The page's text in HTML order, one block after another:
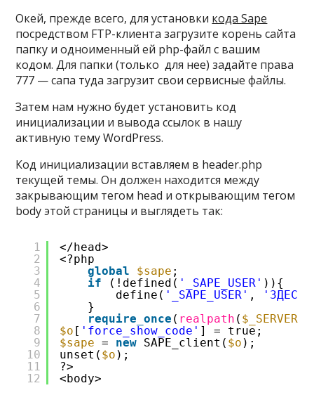
Окей, прежде всего, для установки кода Sape
посредством FTP-клиента загрузите корень сайта
папку и одноименный ей php-файл с вашим
кодом. Для папки (только для нее) задайте права
777 — сапа туда загрузит свои сервисные файлы.
Затем нам нужно будет установить код
инициализации и вывода ссылок в нашу
активную тему WordPress.
Код инициализации вставляем в header.php
текущей темы. Он должен находится между
закрывающим тегом head и открывающим тегом
body этой страницы и выглядеть так:
1
2
3
4
5
6
7
8
9
10
11
12
</head>
<?php
global
$sape ;
if
(!defined( '_SAPE_USER' )){
define( '_SAPE_USER' ,
'ЗДЕСЬ-
}
require_once ( realpath ( $_SERVER
$o [ 'force_show_code' ] = true;
$sape
= new SAPE_client( $o );
unset( $o );
?>
<body>